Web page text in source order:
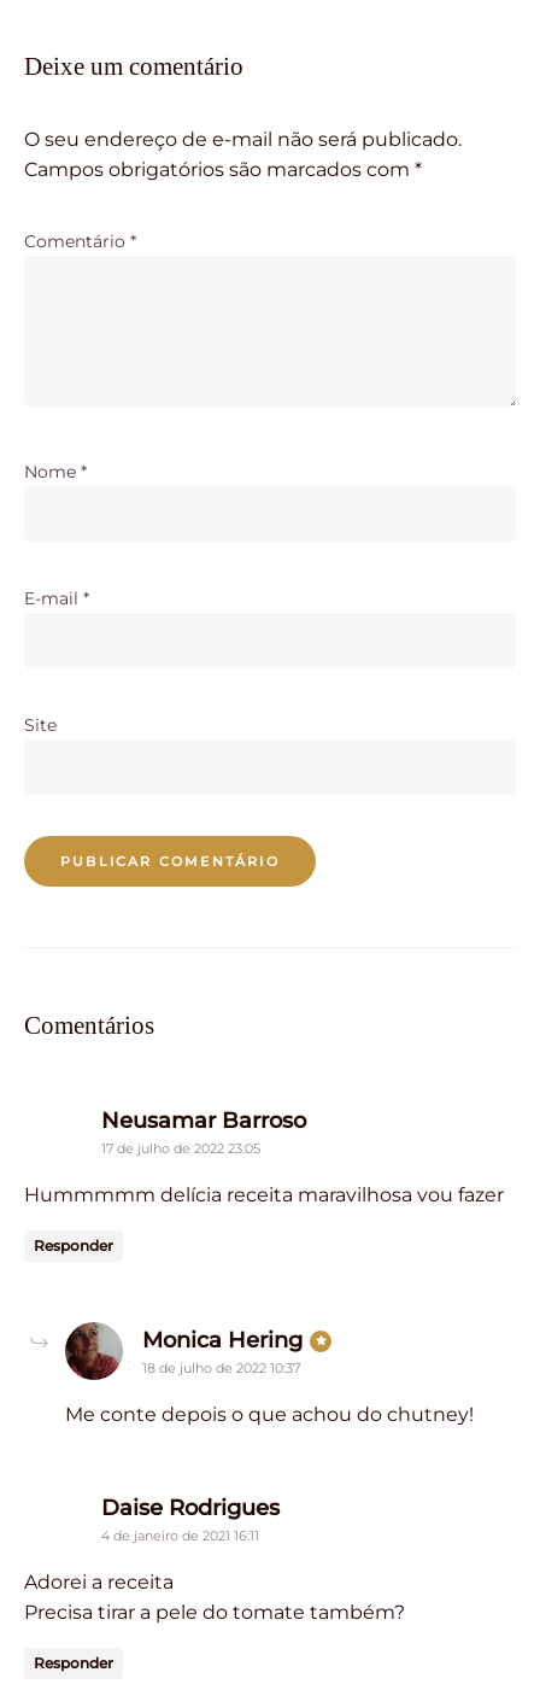
Deixe um comentário
O seu endereço de e-mail não será publicado.
Campos obrigatórios são marcados com *
Comentário *
Nome *
E-mail *
Site
Comentários
Neusamar Barrososays:
17 de julho de 2022 23:05
Hummmmm delícia receita maravilhosa vou fazer
Responder
Monica Hering says:
18 de julho de 2022 10:37
Me conte depois o que achou do chutney!
Daise Rodriguessays:
4 de janeiro de 2021 16:11
Adorei a receita
Precisa tirar a pele do tomate também?
Responder